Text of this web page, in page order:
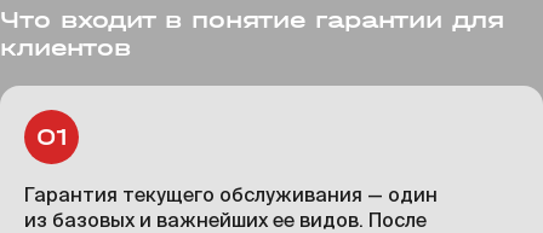
Что входит в понятие гарантии для
клиентов
Гарантия текущего обслуживания — один
из базовых и важнейших ее видов. После